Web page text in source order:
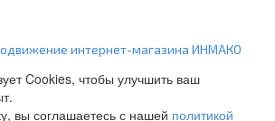
интернет-магазина ИНМАКО
Cookies, чтобы улучшить ваш
вы соглашаетесь с нашей политикой